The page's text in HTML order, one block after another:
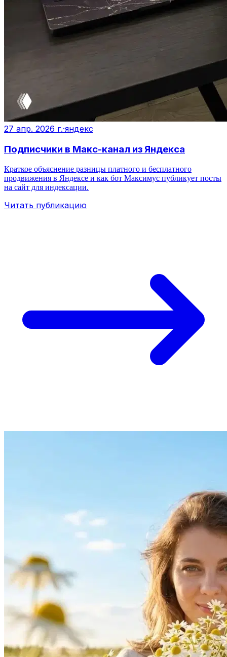
27 апр. 2026 г.·яндекс
Подписчики в Макс-канал из Яндекса
Краткое объяснение разницы платного и бесплатного
продвижения в Яндексе и как бот Максимус публикует посты
на сайт для индексации.
Читать публикацию